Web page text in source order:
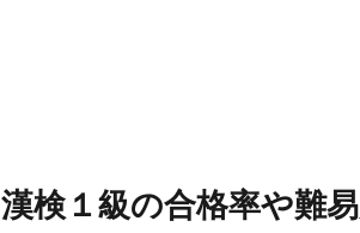
漢検１級の合格率や難